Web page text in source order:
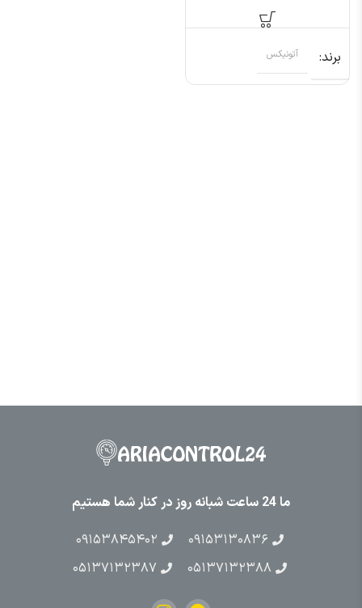
PRL18-8DP
برند آتونیکس
ما 24 ساعت شبانه روز در کنار شما هستیم
۰۹۱۵۳۱۳۰۸۳۶
۰۹۱۵۳۸۴۵۴۰۲
۰۵۱۳۷۱۳۲۳۸۸
۰۵۱۳۷۱۳۲۳۸۷